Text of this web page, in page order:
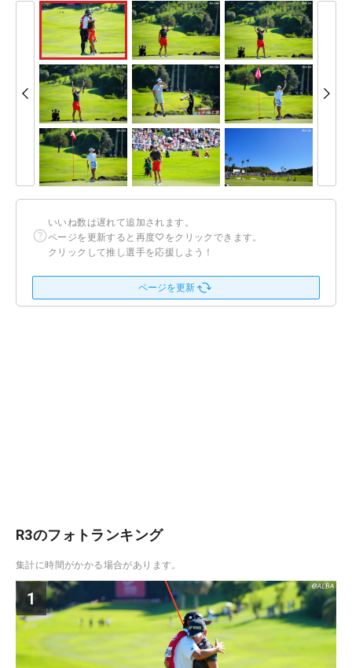
いいね数は遅れて追加されます。
ページを更新すると再度♡をクリックできます。
クリックして推し選手を応援しよう！
ページを更新
R3のフォトランキング
集計に時間がかかる場合があります。
1